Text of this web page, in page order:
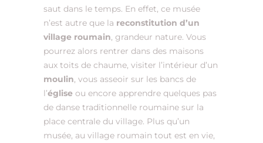
saut dans le temps. En effet, ce musée
n’est autre que la reconstitution d’un
village roumain, grandeur nature. Vous
pourrez alors rentrer dans des maisons
aux toits de chaume, visiter l’intérieur d’un
moulin, vous asseoir sur les bancs de
l’église ou encore apprendre quelques pas
de danse traditionnelle roumaine sur la
place centrale du village. Plus qu’un
musée, au village roumain tout est en vie,